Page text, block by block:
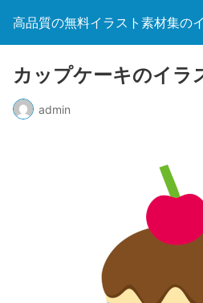
高品質の無料イラスト素材集の
カップケーキのイラ
admin